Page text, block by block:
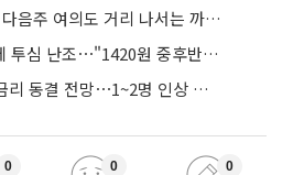
'국책은행 3사' 직원들, 다음주 여의도 거리 나서는 까닭은
호르무즈발 유가 상승에 투심 난조⋯"1420원 중후반 등락"
우리금융硏 "8월 기준금리 동결 전망⋯1~2명 인상 소수의견 낼 것"
0 0 0